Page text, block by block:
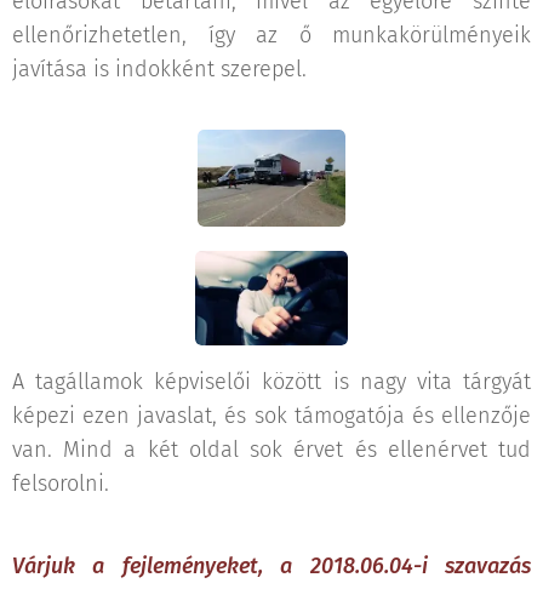
ellenőrizhetetlen, így az ő munkakörülményeik
javítása is indokként szerepel.
A tagállamok képviselői között is nagy vita tárgyát
képezi ezen javaslat, és sok támogatója és ellenzője
van. Mind a két oldal sok érvet és ellenérvet tud
felsorolni.
Várjuk a fejleményeket, a 2018.06.04-i szavazás